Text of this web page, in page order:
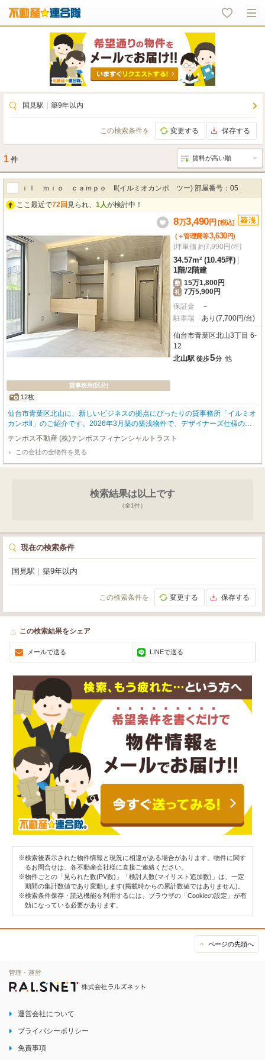
国見駅 築9年以内
この検索条件を 変更する 保存する
1 件
ｉｌ ｍｉｏ ｃａｍｐｏ Ⅱ(イルミオカンポ ツー) 部屋番号：05
ここ最近で72回 見られ、 1人が検討中！
貸事務所(区分)
12枚
8万3,490円 [税込]
(＋管理費等3,630円)
[坪単価 約7,990円/坪]
34.57m² (10.45坪)
1階/2階建
敷 15万1,800円
礼 7万5,900円
保証金
－
駐車場
あり(7,700円/台)
仙台市青葉区北山3丁目 6-
12
北山駅 徒歩5分 他
仙台市青葉区北山に、新しいビジネスの拠点にぴったりの貸事務所「イルミオ
カンポⅡ」のご紹介です。2026年3月築の築浅物件で、デザイナーズ仕様のお
しゃれな空間が魅力。JR仙山線「北山」駅から徒歩5分と、毎日の通勤もスム
ーズな立地です。広々とした34.57㎡の空間には、エアコンや照明器具が完備
され、インターネット使用料が無料なのも大きな魅力。初期費用を抑えなが
ら、快適なビジネス環境をすぐにスタートできます。周辺にはコンビニやホー
スも安心です。新しいスタートにふさわしい、洗練されたオフィスで、あなた
のビジネスを大きく飛躍させませんか？ぜひ一度、現地でこの魅力的な空間を
テンポス不動産 (株)テンポスフィナンシャルトラスト
この会社の全物件を見る
検索結果は以上です
（全1件）
現在の検索条件
国見駅 築9年以内
この検索条件を 変更する 保存する
この検索結果をシェア
メールで送る LINEで送る
※検索後表示された物件情報と現況に相違がある場合があります。物件に関す
るお問合せは、各不動産会社様に直接ご連絡ください。
※物件ごとの「見られた数(PV数)」「検討人数(マイリスト追加数)」は、一定
期間の集計数値であり変動します(掲載時からの累計数値ではありません)。
※検索条件保存・読込機能を利用するには、ブラウザの「Cookieの設定」が有
効になっている必要があります。
ページの先頭へ
運営会社について
プライバシーポリシー
免責事項